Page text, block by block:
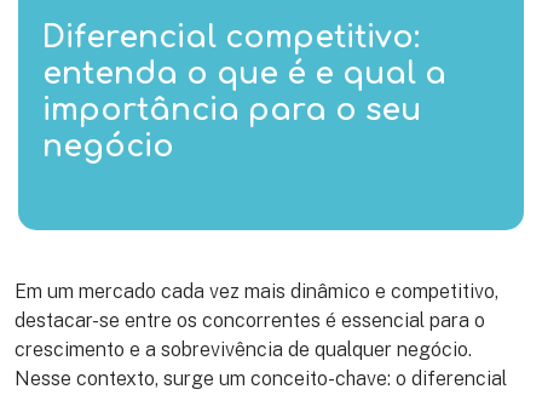
Diferencial competitivo:
entenda o que é e qual a
importância para o seu
negócio
Em um mercado cada vez mais dinâmico e competitivo,
destacar-se entre os concorrentes é essencial para o
crescimento e a sobrevivência de qualquer negócio.
Nesse contexto, surge um conceito-chave: o diferencial